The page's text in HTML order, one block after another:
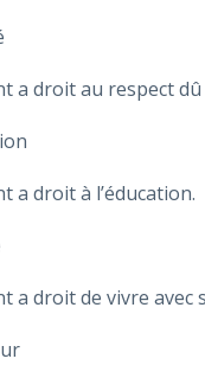
a droit au respect
a droit à l’éducation.
a droit de vivre avec